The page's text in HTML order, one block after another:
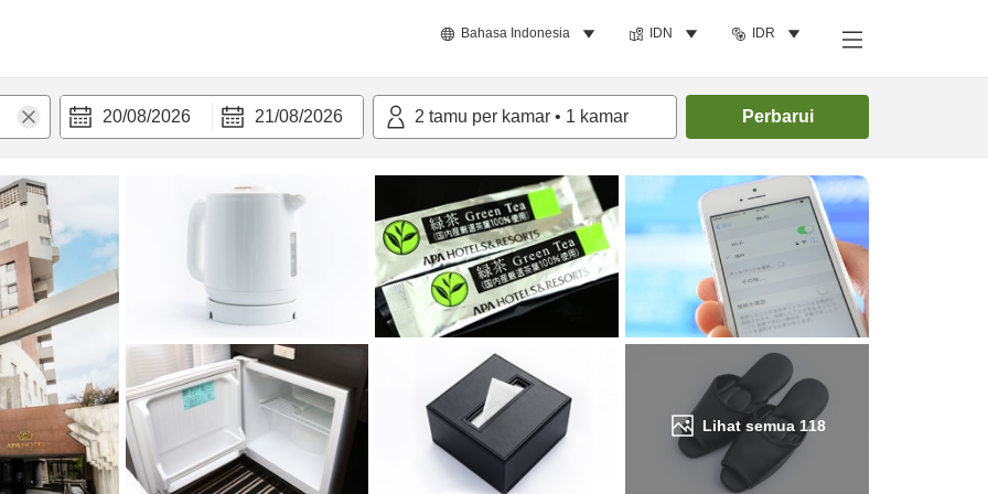
Bahasa Indonesia IDN IDR
20/08/2026 21/08/2026 2 tamu per kamar • 1 kamar Perbarui
Lihat semua 118
Cari kamar